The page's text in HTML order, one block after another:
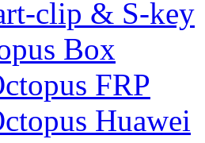
clip & S-key
Box
FRP
Huawei